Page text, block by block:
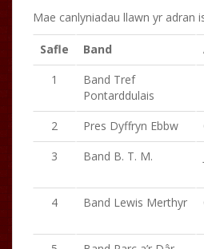
Mae canlyniadau llawn yr adran
Safle Band
1
Band Tref
Pontarddulais
2 Pres Dyffryn Ebbw
3
Band B. T. M.
4 Band Lewis Merthyr